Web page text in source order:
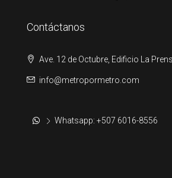
Contáctanos
Ave. 12 de Octubre, Edificio La
info@metropormetro.com
Whatsapp: +507 6016-8556